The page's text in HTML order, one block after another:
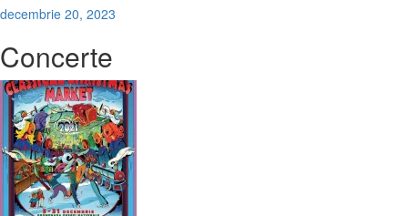
decembrie 20, 2023
Concerte